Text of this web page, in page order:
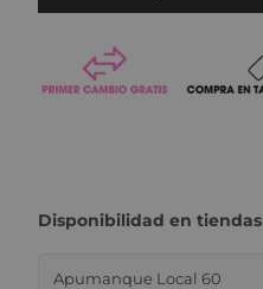
Disponibilidad en tiendas
Apumanque Local 60